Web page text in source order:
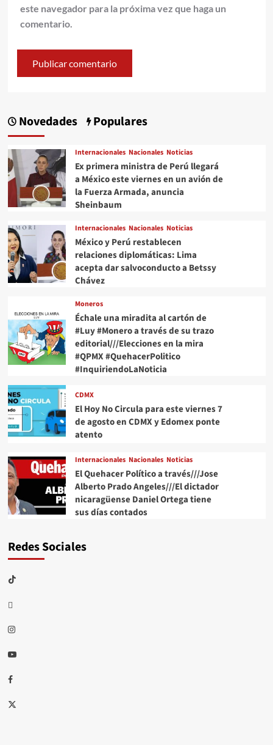
este navegador para la próxima vez que haga un
comentario.
Novedades Populares
Internacionales Nacionales Noticias
Ex primera ministra de Perú llegará
a México este viernes en un avión de
la Fuerza Armada, anuncia
Sheinbaum
Internacionales Nacionales Noticias
México y Perú restablecen
relaciones diplomáticas: Lima
acepta dar salvoconducto a Betssy
Chávez
Moneros
Échale una miradita al cartón de
#Luy #Monero a través de su trazo
editorial///Elecciones en la mira
#QPMX #QuehacerPolitico
#InquiriendoLaNoticia
CDMX
El Hoy No Circula para este viernes 7
de agosto en CDMX y Edomex ponte
atento
Internacionales Nacionales Noticias
El Quehacer Político a través///Jose
Alberto Prado Angeles///El dictador
nicaragüense Daniel Ortega tiene
sus días contados
Redes Sociales
TikTok
threads
Instagram
Youtube
Facebook
X